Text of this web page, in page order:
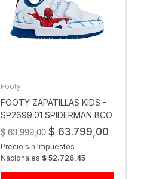
Footy
FOOTY ZAPATILLAS KIDS -
SP2699.01 SPIDERMAN BCO
$ 63.999,00 $ 63.799,00
Precio sin Impuestos
Nacionales $ 52.726,45